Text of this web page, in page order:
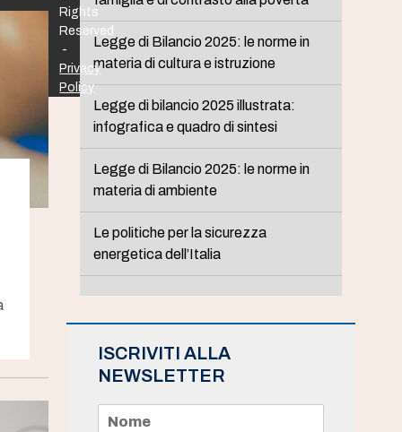
Legge di Bilancio 2025: le norme in
materia di cultura e istruzione
Legge di bilancio 2025 illustrata:
infografica e quadro di sintesi
Legge di Bilancio 2025: le norme in
materia di ambiente
Le politiche per la sicurezza
energetica dell’Italia
ISCRIVITI ALLA
NEWSLETTER
Rights
Reserved
-
Privacy
Policy